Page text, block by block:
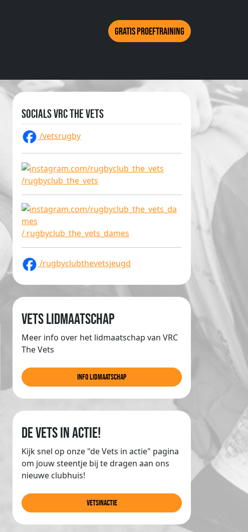
Gratis proeftraining
Socials VRC The Vets
/vetsrugby
/rugbyclub_the_vets
/ rugbyclub_the_vets_dames
/rugbyclubthevetsjeugd
Vets lidmaatschap
Meer info over het lidmaatschap van VRC
The Vets
info lidmaatschap
de Vets in actie!
Kijk snel op onze "de Vets in actie" pagina
om jouw steentje bij te dragen aan ons
nieuwe clubhuis!
Vetsinactie